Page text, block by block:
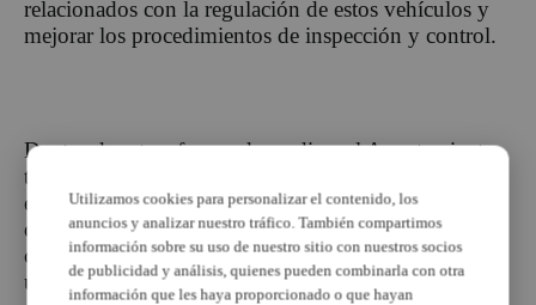
relacionados con la regulación de estos vehículos y
mejorar los procedimientos de inspección y control.
Dentro de este refuerzo de medios, el Ayuntamiento
también ha incorporado tres nuevos patinetes
eléctricos destinados al servicio policial, con el
objetivo de facilitar una mayor proximidad y
capacidad de intervención en determinadas zonas
urbanas.
Utilizamos cookies para personalizar el contenido, los
anuncios y analizar nuestro tráfico. También compartimos
información sobre su uso de nuestro sitio con nuestros socios
de publicidad y análisis, quienes pueden combinarla con otra
información que les haya proporcionado o que hayan